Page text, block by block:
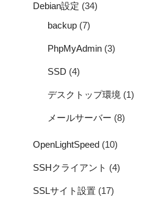
Debian設定 (34)
backup (7)
PhpMyAdmin (3)
SSD (4)
デスクトップ環境 (1)
メールサーバー (8)
OpenLightSpeed (10)
SSHクライアント (4)
SSLサイト設置 (17)